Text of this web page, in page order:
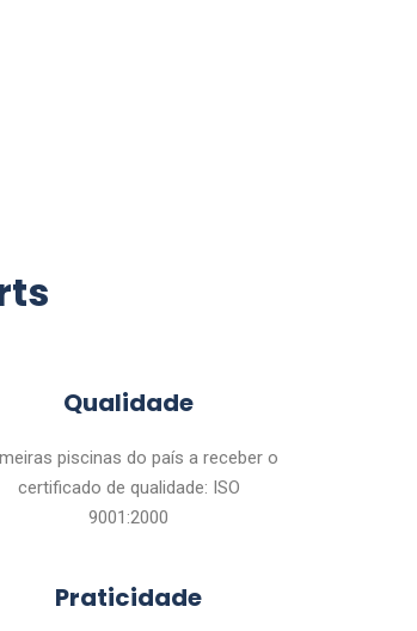
Qualidade
piscinas do país a receber o
certificado de qualidade: ISO
9001:2000
Praticidade